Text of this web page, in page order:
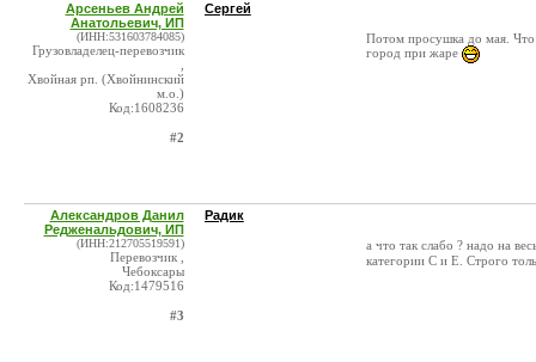
Арсеньев Андрей
Анатольевич, ИП
(ИНН:531603784085)
Грузовладелец-перевозчик
Хвойная рп. (Хвойнинский
м.о.)
Код:1608236
#2
Сергей
Потом просушка до мая. Что
город при жаре
Александров Данил
Редженальдович, ИП
(ИНН:212705519591)
Перевозчик ,
Чебоксары
Код:1479516
#3
Радик
а что так слабо ? надо на
категории С и Е. Строго